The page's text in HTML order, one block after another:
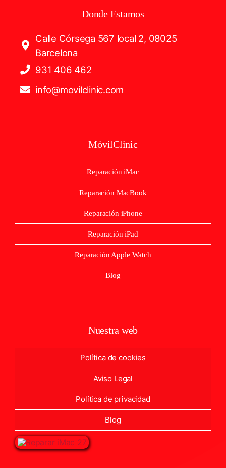
Donde Estamos
Calle Córsega 567 local 2, 08025
Barcelona
931 406 462
info@movilclinic.com
MóvilClinic
Reparación iMac
Reparación MacBook
Reparación iPhone
Reparación iPad
Reparación Apple Watch
Blog
Nuestra web
Política de cookies
Aviso Legal
Política de privacidad
Blog